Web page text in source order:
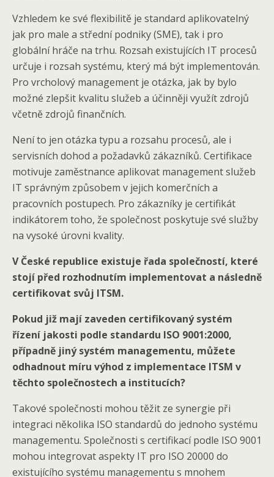
Vzhledem ke své flexibilitě je standard aplikovatelný
jak pro male a střední podniky (SME), tak i pro
globální hráče na trhu. Rozsah existujících IT procesů
určuje i rozsah systému, který má být implementován.
Pro vrcholový management je otázka, jak by bylo
možné zlepšit kvalitu služeb a účinněji využít zdrojů
včetně zdrojů finančních.
Není to jen otázka typu a rozsahu procesů, ale i
servisních dohod a požadavků zákazníků. Certifikace
motivuje zaměstnance aplikovat management služeb
IT správným způsobem v jejich komerčních a
pracovních postupech. Pro zákazníky je certifikát
indikátorem toho, že společnost poskytuje své služby
na vysoké úrovni kvality.
V České republice existuje řada společností, které
stojí před rozhodnutím implementovat a následně
certifikovat svůj ITSM.
Pokud již mají zaveden certifikovaný systém
řízení jakosti podle standardu ISO 9001:2000,
případně jiný systém managementu, můžete
odhadnout míru výhod z implementace ITSM v
těchto společnostech a institucích?
Takové společnosti mohou těžit ze synergie při
integraci několika ISO standardů do jednoho systému
managementu. Společnosti s certifikací podle ISO 9001
mohou integrovat aspekty IT pro ISO 20000 do
existujícího systému managementu s mnohem